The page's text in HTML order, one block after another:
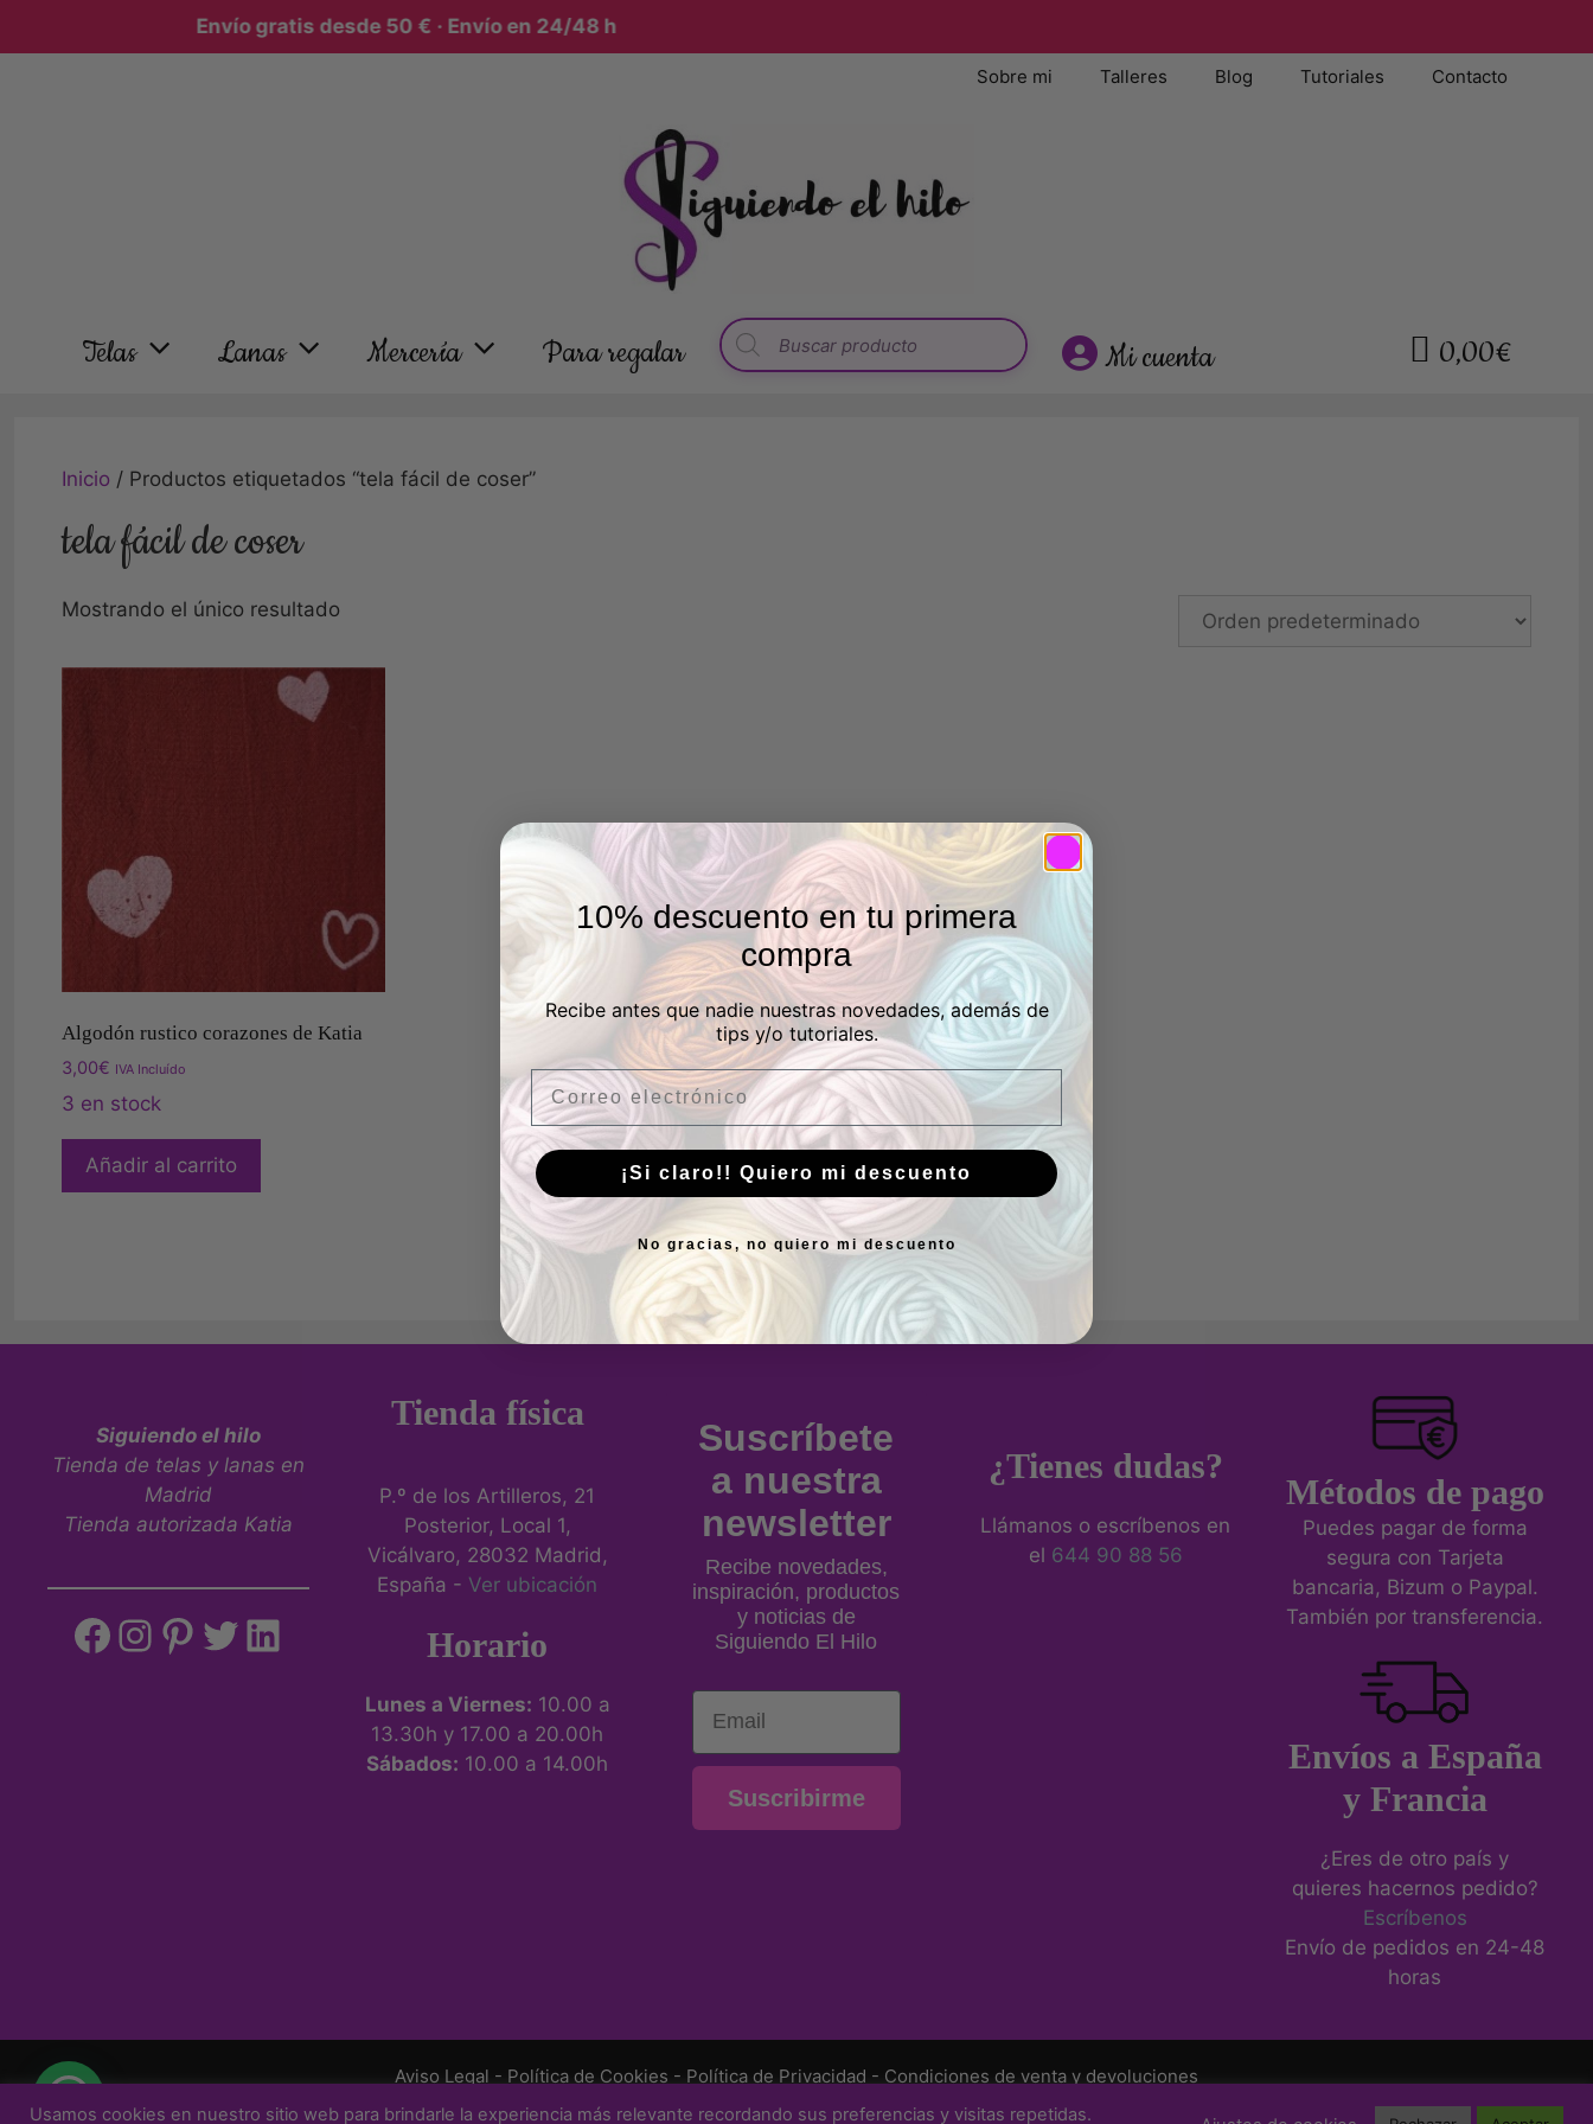
Envío gratis desde 50 € · Envío en 24/48 h
Sobre mi Talleres Blog Tutoriales Contacto
Telas Lanas Mercería Para regalar Mi cuenta 0,00€
Inicio / Productos etiquetados “tela fácil de coser”
tela fácil de coser
Mostrando el único resultado
Algodón rustico corazones de Katia
3,00€ IVA Incluído
3 en stock
Añadir al carrito
Siguiendo el hilo
Tienda de telas y lanas en
Madrid
Tienda autorizada Katia
Tienda física
P.º de los Artilleros, 21
Posterior, Local 1,
Vicálvaro, 28032 Madrid,
España - Ver ubicación
Horario
Lunes a Viernes: 10.00 a
13.30h y 17.00 a 20.00h
Sábados: 10.00 a 14.00h
Suscríbete
a nuestra
newsletter
Recibe novedades,
inspiración, productos
y noticias de
Siguiendo El Hilo
Email
Suscribirme
¿Tienes dudas?
Llámanos o escríbenos en
el 644 90 88 56
Métodos de pago
Puedes pagar de forma
segura con Tarjeta
bancaria, Bizum o Paypal.
También por transferencia.
Envíos a España
y Francia
¿Eres de otro país y
quieres hacernos pedido?
Escríbenos
Envío de pedidos en 24-48
horas
Aviso Legal - Política de Cookies - Política de Privacidad - Condiciones de venta y devoluciones
Usamos cookies en nuestro sitio web para brindarle la experiencia más relevante recordando sus preferencias y visitas repetidas.
10% descuento en tu primera
compra
Recibe antes que nadie nuestras novedades, además de
tips y/o tutoriales.
Email
¡Si claro!! Quiero mi descuento
No gracias, no quiero mi descuento